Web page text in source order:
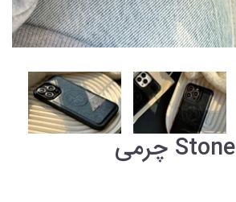
قاب Stone Island چرمی